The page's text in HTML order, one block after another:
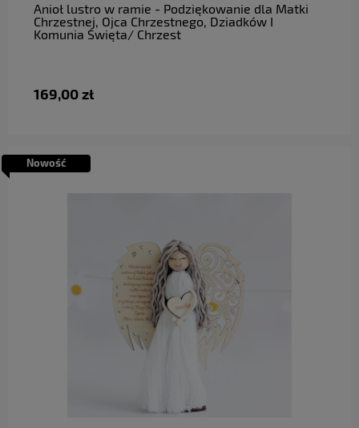
Anioł lustro w ramie - Podziękowanie dla Matki
Chrzestnej, Ojca Chrzestnego, Dziadków I
Komunia Święta/ Chrzest
169,00 zł
Nowość